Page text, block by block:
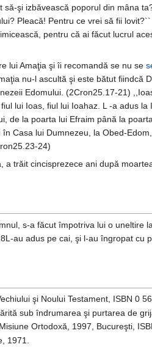
şi izbăvească poporul din mâna
Pleacă! Pentru ce vrei să fii
pentru că ai făcut lucrul
lui Amaţia şi îi recomandă se nu se
nu-l ascultă şi este bătut fiindcă
Edomului. (2Cron25.17-21)
lui Ioas, fiul lui Ioahaz. L -a adus
de la poarta lui Efraim până la
Casa lui Dumnezeu, la Obed-
24)
a trăit cincisprezece ani după
s-a făcut împotriva lui o uneltire
au adus pe cai, şi l-au îngropat cu
şi Noului Testament, ISBN 0
sub îndrumarea şi purtarea de
Ortodoxă, 1997, Bucureşti,
1971.